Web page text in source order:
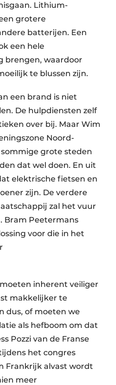
Lithium-
grotere
batterijen. Een
een hele
brengen, waardoor
te blussen zijn.
een brand is niet
De hulpdiensten zelf
over bij. Maar Wim
Noord-
grote steden
dat wel doen. En uit
elektrische fietsen en
zijn. De verdere
zal het vuur
Bram Peetermans
voor die in het
inherent veiliger
makkelijker te
dus, of moeten we
als hefboom om dat
Pozzi van de Franse
het congres
Frankrijk alvast wordt
meer